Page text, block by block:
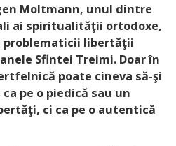
Moltmann, unul dintre
ai spiritualităţii ortodoxe,
problematicii libertăţii
Sfintei Treimi. Doar în
poate cineva să-şi
pe o piedică sau un
ci ca pe o autentică